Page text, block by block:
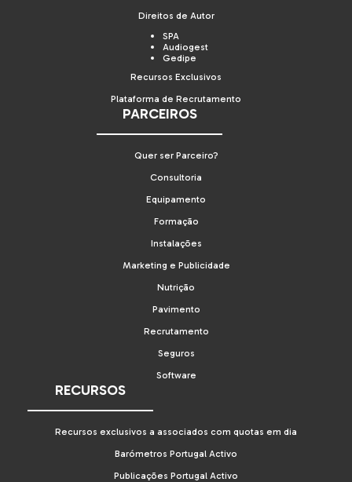
Direitos de Autor
SPA
Audiogest
Gedipe
Recursos Exclusivos
Plataforma de Recrutamento
PARCEIROS
Quer ser Parceiro?
Consultoria
Equipamento
Formação
Instalações
Marketing e Publicidade
Nutrição
Pavimento
Recrutamento
Seguros
Software
RECURSOS
Recursos exclusivos a associados com quotas em dia
Barómetros Portugal Activo
Publicações Portugal Activo